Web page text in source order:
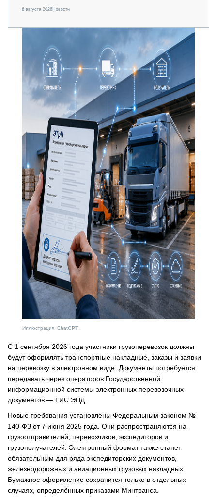
6 августа 2026Новости
Иллюстрация: ChatGPT.
С 1 сентября 2026 года участники грузоперевозок должны
будут оформлять транспортные накладные, заказы и заявки
на перевозку в электронном виде. Документы потребуется
передавать через операторов Государственной
информационной системы электронных перевозочных
документов — ГИС ЭПД.
Новые требования установлены Федеральным законом №
140-ФЗ от 7 июня 2025 года. Они распространяются на
грузоотправителей, перевозчиков, экспедиторов и
грузополучателей. Электронный формат также станет
обязательным для ряда экспедиторских документов,
железнодорожных и авиационных грузовых накладных.
Бумажное оформление сохранится только в отдельных
случаях, определённых приказами Минтранса.